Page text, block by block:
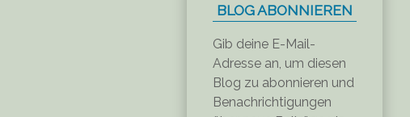
BLOG ABONNIEREN
Gib deine E-Mail-
Adresse an, um diesen
Blog zu abonnieren und
Benachrichtigungen